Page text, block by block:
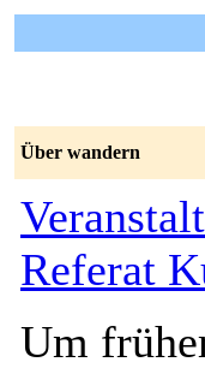
Über wandern
Referat
Um